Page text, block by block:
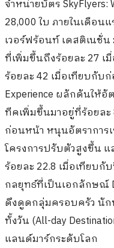
จำหน่ายบัตร SkyFlyers:
28,000 ใบ ภายในเดือน
เวอร์ฟร้อนท์ เดสติเนชั่น
ที่เพิ่มขึ้นถึงร้อยละ 27
ร้อยละ 42 เมื่อเทียบกับก่
Experience ผลักดันให้อั
ทีคเพิ่มขึ้นมาอยู่ที่ร้อยละ
ก่อนหน้า หนุนอัตราการ
โครงการปรับตัวสูงขึ้น แ
ร้อยละ 22.8 เมื่อเทียบกั
กลยุทธ์ที่เป็นเอกลักษณ์
ดึงดูดกลุ่มครอบครัว นัก
ทั้งวัน (All-day
แลนด์มาร์กระดับโลก